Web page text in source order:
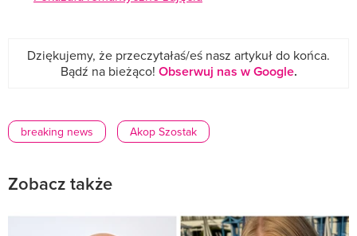
Dziękujemy, że przeczytałaś/eś nasz artykuł do końca.
Bądź na bieżąco! Obserwuj nas w Google.
breaking news Akop Szostak
Zobacz także